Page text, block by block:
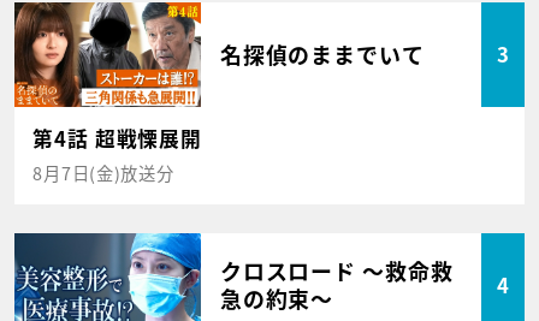
名探偵のままでいて 3
第4話 超戦慄展開
8月7日(金)放送分
クロスロード ～救命救
急の約束～
4